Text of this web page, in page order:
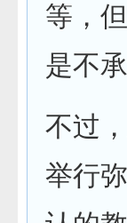
等，
是不
不过
举行